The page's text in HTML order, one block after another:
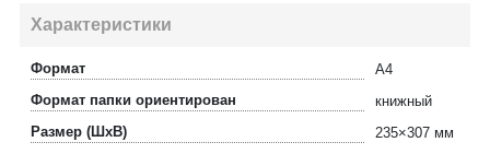
Характеристики
Формат
А4
Формат папки ориентирован
книжный
Размер (ШхВ)
235×307 мм